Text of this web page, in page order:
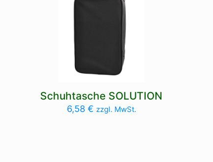
Schuhtasche SOLUTION
6,58 € zzgl. MwSt.